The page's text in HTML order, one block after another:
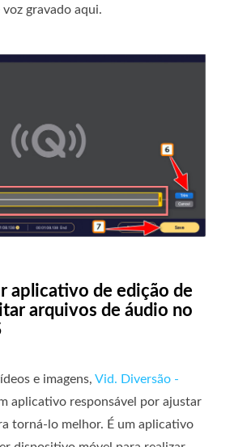
gravado aqui.
aplicativo de edição de
arquivos de áudio no
e imagens, Vid. Diversão -
aplicativo responsável por ajustar
torná-lo melhor. É um aplicativo